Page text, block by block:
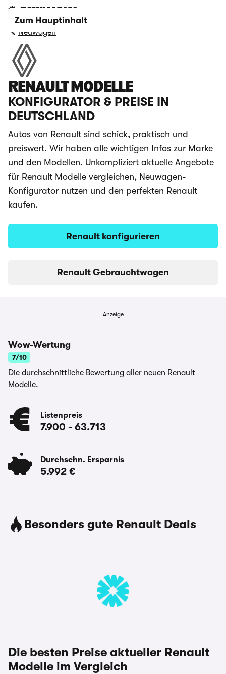
Zum Hauptinhalt
Neuwagen
RENAULT MODELLE
KONFIGURATOR & PREISE IN
DEUTSCHLAND
Autos von Renault sind schick, praktisch und
preiswert. Wir haben alle wichtigen Infos zur Marke
und den Modellen. Unkompliziert aktuelle Angebote
für Renault Modelle vergleichen, Neuwagen-
Konfigurator nutzen und den perfekten Renault
kaufen.
Renault konfigurieren
Renault Gebrauchtwagen
Anzeige
Wow-Wertung
7/10
Die durchschnittliche Bewertung aller neuen Renault
Modelle.
Listenpreis
7.900 - 63.713
Durchschn. Ersparnis
5.992 €
Besonders gute Renault Deals
Die besten Preise aktueller Renault
Modelle im Vergleich